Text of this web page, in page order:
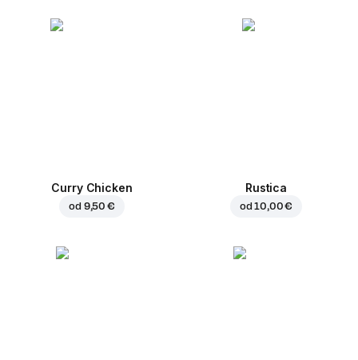
Curry Chicken
od 9,50 €
Rustica
od10,00 €